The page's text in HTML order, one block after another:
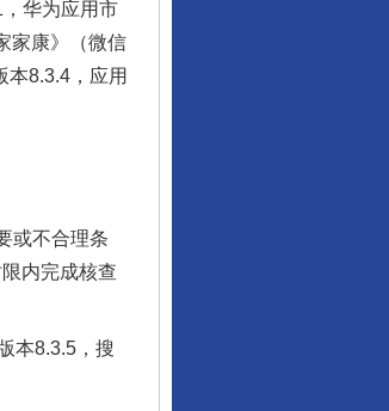
华为应用市
家康》（微信
本8.3.4，应用
或不合理条
内完成核查
本8.3.5，搜